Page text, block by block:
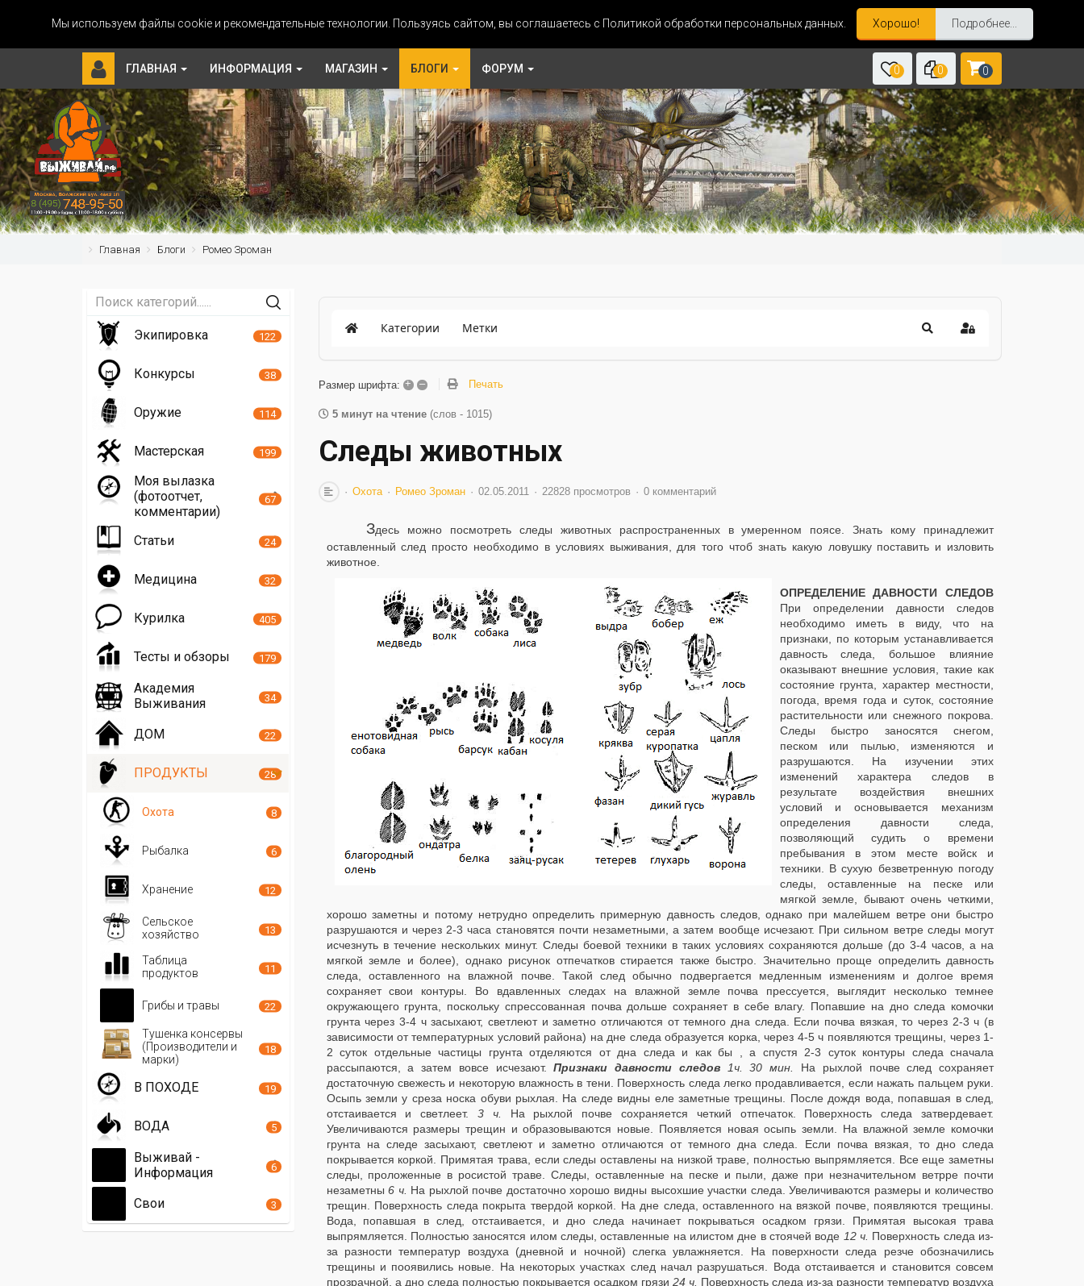
Мы используем файлы cookie и рекомендательные технологии. Пользуясь сайтом, вы соглашаетесь с Политикой обработки персональных данных. Хорошо! Подробнее...
ГЛАВНАЯ ИНФОРМАЦИЯ МАГАЗИН БЛОГИ ФОРУМ 0 0 0
Главная Блоги Ромео Зроман
Категории Метки
Размер шрифта: + – Печать
5 минут на чтение (слов - 1015)
Следы животных
Охота Ромео Зроман 02.05.2011 22828 просмотров 0 комментарий
Здесь можно посмотреть следы животных распространенных в умеренном поясе. Знать кому принадлежит
оставленный след просто необходимо в условиях выживания, для того чтоб знать какую ловушку поставить и изловить
животное.
ОПРЕДЕЛЕНИЕ ДАВНОСТИ СЛЕДОВ
При определении давности следов
необходимо иметь в виду, что на
признаки, по которым устанавливается
давность следа, большое влияние
оказывают внешние условия, такие как
состояние грунта, характер местности,
погода, время года и суток, состояние
растительности или снежного покрова.
Следы быстро заносятся снегом,
песком или пылью, изменяются и
разрушаются. На изучении этих
изменений характера следов в
результате воздействия внешних
условий и основывается механизм
определения давности следа,
позволяющий судить о времени
пребывания в этом месте войск и
техники. В сухую безветренную погоду
следы, оставленные на песке или
мягкой земле, бывают очень четкими,
хорошо заметны и потому нетрудно определить примерную давность следов, однако при малейшем ветре они быстро
разрушаются и через 2-3 часа становятся почти незаметными, а затем вообще исчезают. При сильном ветре следы могут
исчезнуть в течение нескольких минут. Следы боевой техники в таких условиях сохраняются дольше (до 3-4 часов, а на
мягкой земле и более), однако рисунок отпечатков стирается также быстро. Значительно проще определить давность
следа, оставленного на влажной почве. Такой след обычно подвергается медленным изменениям и долгое время
сохраняет свои контуры. Во вдавленных следах на влажной земле почва прессуется, выглядит несколько темнее
окружающего грунта, поскольку спрессованная почва дольше сохраняет в себе влагу. Попавшие на дно следа комочки
грунта через 3-4 ч засыхают, светлеют и заметно отличаются от темного дна следа. Если почва вязкая, то через 2-3 ч (в
зависимости от температурных условий района) на дне следа образуется корка, через 4-5 ч появляются трещины, через 1-
2 суток отдельные частицы грунта отделяются от дна следа и как бы , а спустя 2-3 суток контуры следа сначала
рассыпаются, а затем вовсе исчезают.Признаки давности следов 1ч. 30 мин. На рыхлой почве след сохраняет
достаточную свежесть и некоторую влажность в тени. Поверхность следа легко продавливается, если нажать пальцем руки.
Осыпь земли у среза носка обуви рыхлая. На следе видны еле заметные трещины. После дождя вода, попавшая в след,
отстаивается и светлеет. 3 ч.
На рыхлой почве сохраняется четкий отпечаток. Поверхность следа затвердевает.
Увеличиваются размеры трещин и образовываются новые. Появляется новая осыпь земли. На влажной земле комочки
грунта на следе засыхают, светлеют и заметно отличаются от темного дна следа. Если почва вязкая, то дно следа
покрывается коркой. Примятая трава, если следы оставлены на низкой траве, полностью выпрямляется. Все еще заметны
следы, проложенные в росистой траве. Следы, оставленные на песке и пыли, даже при незначительном ветрре почти
незаметны6 ч. На рыхлой почве достаточно хорошо видны высохшие участки следа. Увеличиваются размеры и количество
трещин. Поверхность следа покрыта твердой коркой. На дне следа, оставленного на вязкой почве, появляются трещины.
Вода, попавшая в след, отстаивается, и дно следа начинает покрываться осадком грязи. Примятая высокая трава
выпрямляется. Полностью заносятся илом следы, оставленные на илистом дне в стоячей воде 12 ч. Поверхность следа из-
за разности температур воздуха (дневной и ночной) слегка увлажняется. На поверхности следа резче обозначились
трещины и пооявились новые. На некоторых участках след начал разрушаться. Вода отстаивается и становится совсем
прозрачной, а дно следа полностью покрывается осадком грязи 24 ч. Поверхность следа из-за разности температур воздуха
Экипировка 122
Конкурсы 38
Оружие 114
Мастерская 199
Моя вылазка
(фотоотчет,
комментарии)
67
Статьи 24
Медицина 32
Курилка 405
Тесты и обзоры 179
Академия
Выживания
34
ДОМ 22
ПРОДУКТЫ 28
Охота 8
Рыбалка 6
Хранение 12
Сельское
хозяйство
13
Таблица
продуктов
11
Грибы и травы 22
Тушенка консервы
(Производители и
марки)
18
В ПОХОДЕ 19
ВОДА 5
Выживай -
Информация
6
Свои 3